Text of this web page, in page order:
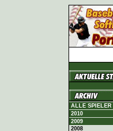
ALLE SPIELER
2010
2009
2008